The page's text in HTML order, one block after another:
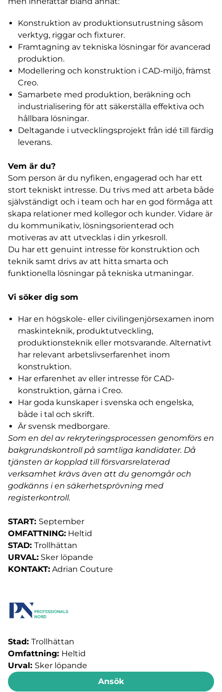
Konstruktion av produktionsutrustning såsom
verktyg, riggar och fixturer.
Framtagning av tekniska lösningar för avancerad
produktion.
Modellering och konstruktion i CAD-miljö, främst
Creo.
Samarbete med produktion, beräkning och
industrialisering för att säkerställa effektiva och
hållbara lösningar.
Deltagande i utvecklingsprojekt från idé till färdig
leverans.
Vem är du?
Som person är du nyfiken, engagerad och har ett
stort tekniskt intresse. Du trivs med att arbeta både
självständigt och i team och har en god förmåga att
skapa relationer med kollegor och kunder. Vidare är
du kommunikativ, lösningsorienterad och
motiveras av att utvecklas i din yrkesroll.
Du har ett genuint intresse för konstruktion och
teknik samt drivs av att hitta smarta och
funktionella lösningar på tekniska utmaningar.
Vi söker dig som
Har en högskole- eller civilingenjörsexamen inom
maskinteknik, produktutveckling,
produktionsteknik eller motsvarande. Alternativt
har relevant arbetslivserfarenhet inom
konstruktion.
Har erfarenhet av eller intresse för CAD-
konstruktion, gärna i Creo.
Har goda kunskaper i svenska och engelska,
både i tal och skrift.
Är svensk medborgare.
Som en del av rekryteringsprocessen genomförs en
bakgrundskontroll på samtliga kandidater. Då
tjänsten är kopplad till försvarsrelaterad
verksamhet krävs även att du genomgår och
godkänns i en säkerhetsprövning med
registerkontroll.
START: September
OMFATTNING: Heltid
STAD: Trollhättan
URVAL: Sker löpande
KONTAKT: Adrian Couture
Stad: Trollhättan
Omfattning: Heltid
Urval: Sker löpande
Ansök